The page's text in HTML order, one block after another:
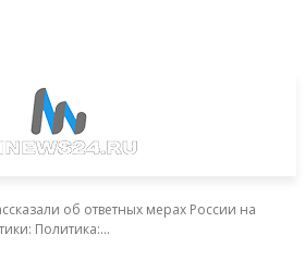
об ответных мерах России на
Политика:...